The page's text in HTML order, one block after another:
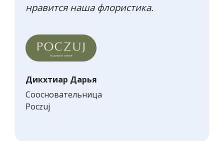
нравится наша флористика.
Дикхтиар Дарья
Соосновательница
Poczuj